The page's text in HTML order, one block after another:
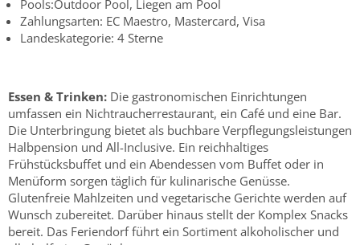
Pools:Outdoor Pool, Liegen am Pool
Zahlungsarten: EC Maestro, Mastercard, Visa
Landeskategorie: 4 Sterne
Essen & Trinken: Die gastronomischen Einrichtungen
umfassen ein Nichtraucherrestaurant, ein Café und eine Bar.
Die Unterbringung bietet als buchbare Verpflegungsleistungen
Halbpension und All-Inclusive. Ein reichhaltiges
Frühstücksbuffet und ein Abendessen vom Buffet oder in
Menüform sorgen täglich für kulinarische Genüsse.
Glutenfreie Mahlzeiten und vegetarische Gerichte werden auf
Wunsch zubereitet. Darüber hinaus stellt der Komplex Snacks
bereit. Das Feriendorf führt ein Sortiment alkoholischer und